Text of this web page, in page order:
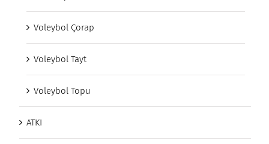
Voleybol Çorap
Voleybol Tayt
Voleybol Topu
ATKI